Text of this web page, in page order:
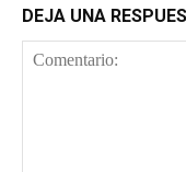
DEJA UNA